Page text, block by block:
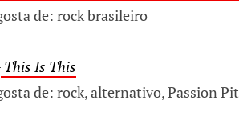
de: rock brasileiro
This Is This
de: rock, alternativo, Passion Pit